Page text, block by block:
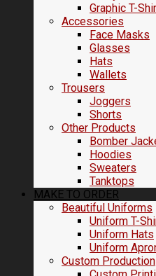
Graphic T-
Accessories
Face Masks
Glasses
Hats
Wallets
Trousers
Joggers
Shorts
Other Products
Bomber
Hoodies
Sweaters
Tanktops
MAKE TO ORDER
Beautiful Uniforms
Uniform T-
Uniform Hats
Uniform
Custom Production